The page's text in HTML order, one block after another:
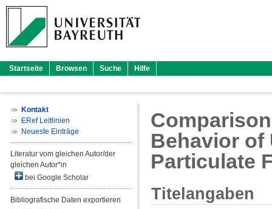
Startseite Browsen Suche Hilfe
Kontakt
ERef Leitlinien
Neueste Einträge
Literatur vom gleichen Autor/der
gleichen Autor*in
bei Google Scholar
Bibliografische Daten exportieren
Behavior of
Particulate
Titelangaben